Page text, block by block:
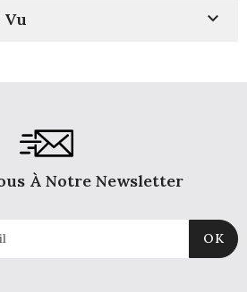

À Notre Newsletter